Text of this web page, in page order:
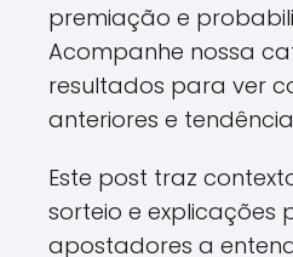
premiação e
Acompanhe nossa
resultados para ver
anteriores e
Este post traz
sorteio e explicações
apostadores a